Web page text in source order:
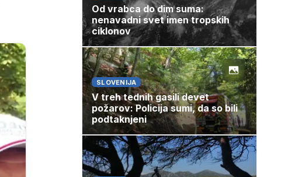
Od vrabca do dim suma:
nenavadni svet imen tropskih
ciklonov
SLOVENIJA
V treh tednih gasili devet
požarov: Policija sumi, da so bili
podtaknjeni